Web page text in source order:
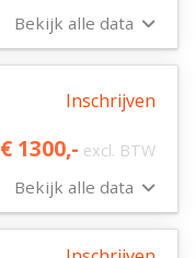
Bekijk alle data
Inschrijven
Bekijk alle data
€ 1300,- excl. BTW